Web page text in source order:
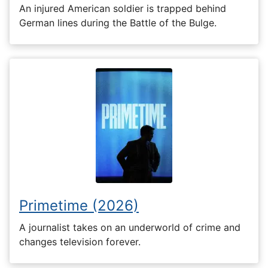
An injured American soldier is trapped behind
German lines during the Battle of the Bulge.
Primetime (2026)
A journalist takes on an underworld of crime and
changes television forever.